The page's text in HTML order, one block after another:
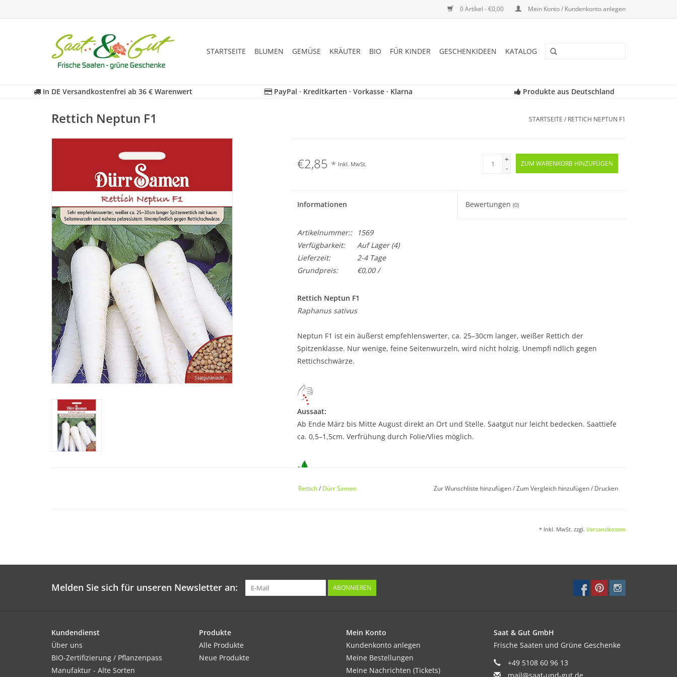
0 Artikel - €0,00 Mein Konto / Kundenkonto anlegen
STARTSEITE BLUMEN GEMÜSE KRÄUTER BIO FÜR KINDER GESCHENKIDEEN KATALOG
In DE Versandkostenfrei ab 36 € Warenwert PayPal · Kreditkarten · Vorkasse · Klarna Produkte aus Deutschland
Rettich Neptun F1 STARTSEITE / RETTICH NEPTUN F1
€2,85 * Inkl. MwSt.
+
-
ZUM WARENKORB HINZUFÜGEN
Informationen Bewertungen(0)
Artikelnummer::
1569
Verfügbarkeit:
Auf Lager(4)
Lieferzeit:
2-4 Tage
Grundpreis:
€0,00 /
Rettich Neptun F1
Raphanus sativus
Neptun F1 ist ein äußerst empfehlenswerter, ca. 25–30cm langer, weißer Rettich der
Spitzenklasse. Nur wenige, feine Seitenwurzeln, wird nicht holzig. Unempfi ndlich gegen
Rettichschwärze.
Aussaat:
Ab Ende März bis Mitte August direkt an Ort und Stelle. Saatgut nur leicht bedecken. Saattiefe
ca. 0,5–1,5cm. Verfrühung durch Folie/Vlies möglich.
Abstand verziehen, um eine bessere Entwicklung zu gewährleisten.
Möglichst sonnig, im Hochsommer jedoch halbschattig. Bevorzugt lockere, humusreiche
Böden, die nicht verschlämmen. Geringer Düngerbedarf, da Schwachzehrer.
Rettich/ Dürr Samen Zur Wunschliste hinzufügen/Zum Vergleich hinzufügen/ Drucken
* Inkl. MwSt. zzgl. Versandkosten
Melden Sie sich für unseren Newsletter an: ABONNIEREN
Kundendienst
Über uns
BIO-Zertifizierung / Pflanzenpass
Manufaktur - Alte Sorten
Produkte
Alle Produkte
Neue Produkte
Mein Konto
Kundenkonto anlegen
Meine Bestellungen
Meine Nachrichten (Tickets)
Saat & Gut GmbH
Frische Saaten und Grüne Geschenke
+49 5108 60 96 13